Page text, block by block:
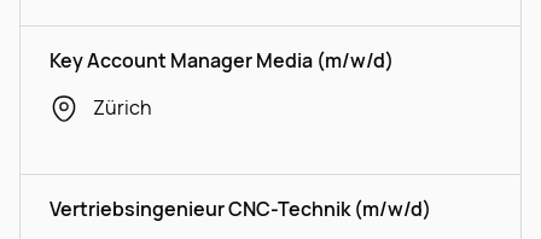
Key Account Manager Media (m/w/d)
Zürich
Vertriebsingenieur CNC-Technik (m/w/d)